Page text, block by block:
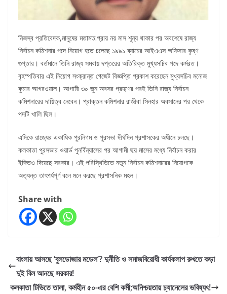
নিজস্ব প্রতিবেদক,মানুষের মতামত:প্রায় নয় মাস শূন্য থাকার পর অবশেষে রাজ্য
নির্বাচন কমিশনার পদে নিয়োগ হতে চলেছে ১৯৯১ ব্যাচের আইএএস অফিসার কৃষ্ণ
গুপ্তার। বর্তমানে তিনি রাজ্য সমবায় দপ্তরের অতিরিক্ত মুখ্যসচিব পদে কর্মরত।
বৃহস্পতিবার এই নিয়োগ সংক্রান্ত গেজেট বিজ্ঞপ্তি প্রকাশ করেছেন মুখ্যসচিব মনোজ
কুমার আগরওয়াল। আগামী ৩০ জুন অবসর গ্রহণের পরই তিনি রাজ্য নির্বাচন
কমিশনারের দায়িত্ব নেবেন। প্রাক্তন কমিশনার রাজীবা সিনহার অবসানের পর থেকে
পদটি খালি ছিল।
এদিকে রাজ্যের একাধিক পুরনিগম ও পুরসভা দীর্ঘদিন প্রশাসকের অধীনে চলছে।
কলকাতা পুরসভার ওয়ার্ড পুনর্বিন্যাসের পর আগামী ছয় মাসের মধ্যে নির্বাচন করার
ইঙ্গিতও দিয়েছে সরকার। এই পরিস্থিতিতে নতুন নির্বাচন কমিশনারের নিয়োগকে
অত্যন্ত তাৎপর্যপূর্ণ বলে মনে করছে প্রশাসনিক মহল।
Share with
বাংলায় আসছে ‘বুলডোজার মডেল’? দুর্নীতি ও সমাজবিরোধী কার্যকলাপ রুখতে কড়া
দুই বিল আনছে সরকার!
কলকাতা টিভিতে তালা, কর্মহীন ৫০-এর বেশি কর্মী;অনিশ্চয়তায় চ্যানেলের ভবিষ্যৎ!